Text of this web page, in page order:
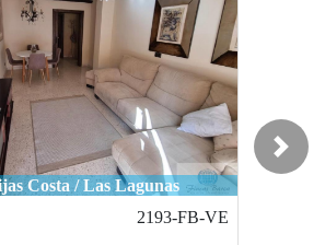
Costa / Las Lagunas
2193-FB-VE
Next